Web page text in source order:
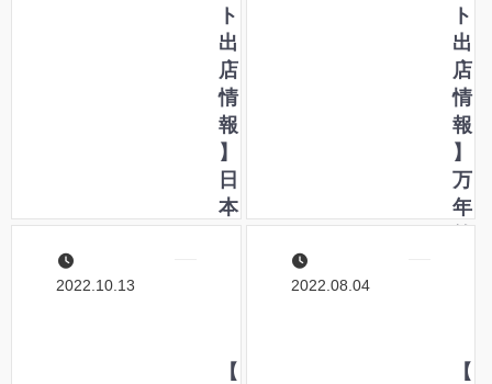
ト
出
店
情
報
】
日
本
ト
出
店
情
報
】
万
年
2022.10.13
【
2022.08.04
【